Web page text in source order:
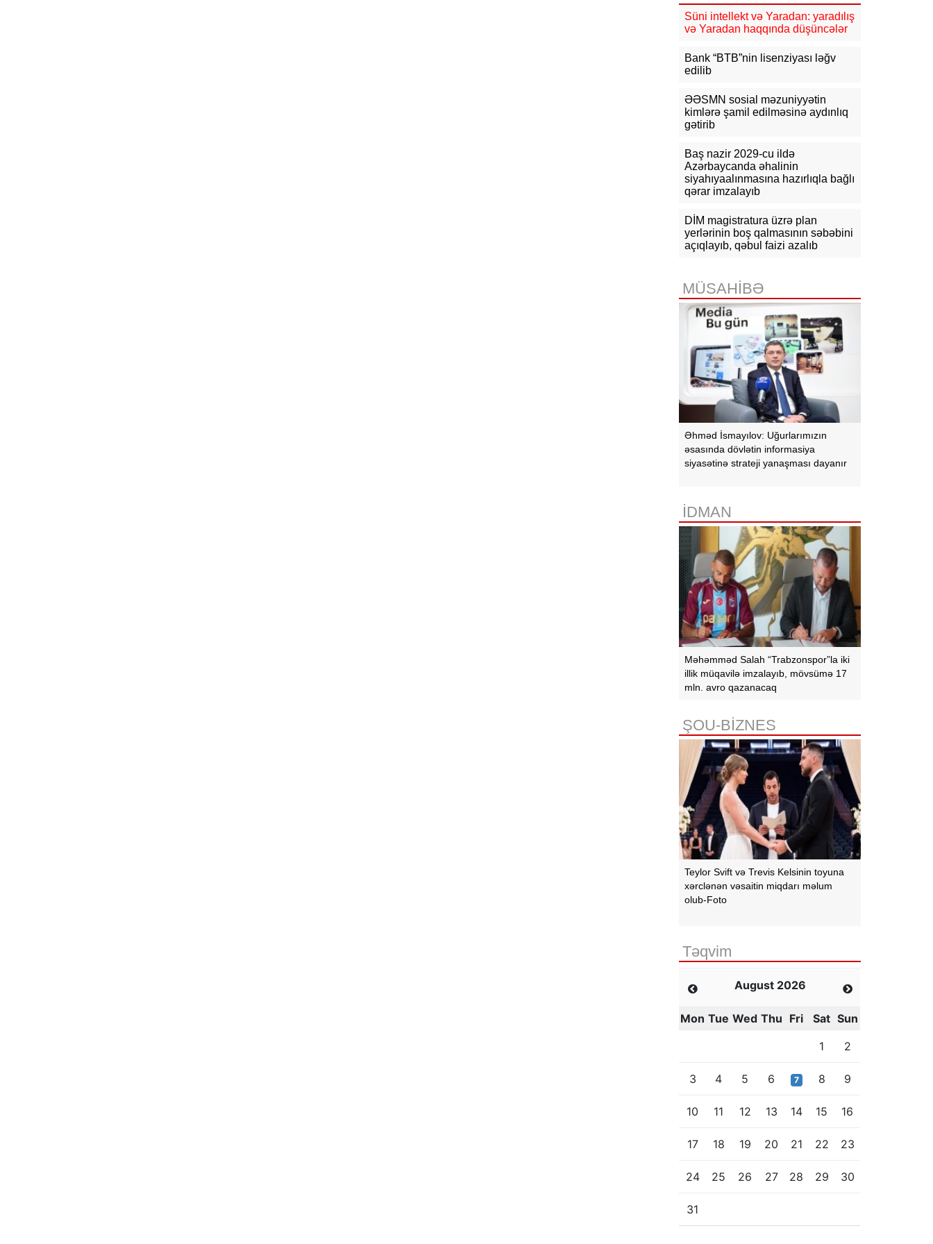
dərəcə isti olacaq
12:29ARDNF Perunun “Inkia
12:09
edilib
11:52 ABŞ rəsmisi: Vaşinqton
sammiti Bakı və İrəvanla əlaqələrin
11:36 Tərtərdə ar-arvadın qətli ilə
bağlı bəzi təfərrüatlar məlum olub
Süni intellekt və Yaradan: yaradılış
və Yaradan haqqında düşüncələr
Bank “BTB”nin lisenziyası ləğv
edilib
ƏƏSMN sosial məzuniyyətin
kimlərə şamil edilməsinə aydınlıq
gətirib
Baş nazir 2029-cu ildə
Azərbaycanda əhalinin
siyahıyaalınmasına hazırlıqla bağlı
qərar imzalayıb
DİM magistratura üzrə plan
yerlərinin boş qalmasının səbəbini
açıqlayıb, qəbul faizi azalıb
MÜSAHİBƏ
Əhməd İsmayılov: Uğurlarımızın
əsasında dövlətin informasiya
siyasətinə strateji yanaşması dayanır
İDMAN
Məhəmməd Salah “Trabzonspor”la iki
illik müqavilə imzalayıb, mövsümə 17
mln. avro qazanacaq
ŞOU-BİZNES
Teylor Svift və Trevis Kelsinin toyuna
xərclənən vəsaitin miqdarı məlum
olub-Foto
Təqvim
August 2026
Mon Tue Wed Thu Fri Sat Sun
1
2
3 4 5 6 7 8 9
10 11 12 13 14 15 16
17 18 19 20 21 22 23
24 25 26 27 28 29 30
31